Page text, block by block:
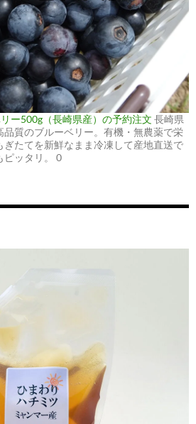
ー500g（長崎県産）の予約注文 長崎県
品質のブルーベリー。有機・無農薬で栄
たてを新鮮なまま冷凍して産地直送で
ピッタリ。 0